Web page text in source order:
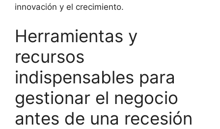
innovación y el crecimiento.
Herramientas y
recursos
indispensables para
gestionar el negocio
antes de una recesión